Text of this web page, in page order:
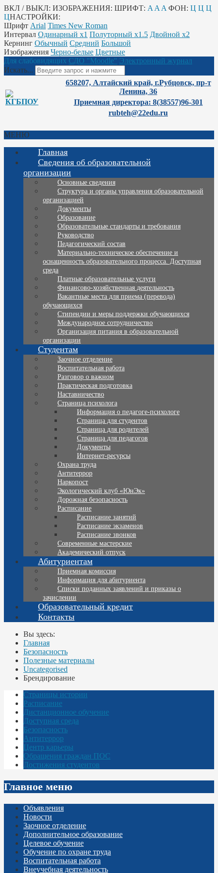
ВКЛ / ВЫКЛ: ИЗОБРАЖЕНИЯ: ШРИФТ: A A A ФОН: Ц Ц Ц
ЦНАСТРОЙКИ:
Шрифт Arial Times New Roman
Интервал Одинарный х1 Полуторный х1.5 Двойной х2
Кернинг Обычный Средний Большой
Изображения Черно-белые Цветные
Для слабовидящих СДО "Moodle" Электронный журнал
Искать...
658207, Алтайский край, г.Рубцовск, пр-т
Ленина, 36
Приемная директора: 8(38557)96-301
rubteh@22edu.ru
МЕНЮ
Главная
Сведения об образовательной
организации
Основные сведения
Структура и органы управления образовательной
организацией
Документы
Образование
Образовательные стандарты и требования
Руководство
Педагогический состав
Материально-техническое обеспечение и
оснащенность образовательного процесса. Доступная
среда
Платные образовательные услуги
Финансово-хозяйственная деятельность
Вакантные места для приема (перевода)
обучающихся
Стипендии и меры поддержки обучающихся
Международное сотрудничество
Организация питания в образовательной
организации
Студентам
Заочное отделение
Воспитательная работа
Разговор о важном
Практическая подготовка
Наставничество
Страница психолога
Информация о педагоге-психологе
Страница для студентов
Страница для родителей
Страница для педагогов
Документы
Интернет-ресурсы
Охрана труда
Антитеррор
Наркопост
Экологический клуб «ЮнЭк»
Дорожная безопасность
Расписание
Расписание занятий
Расписание экзаменов
Расписание звонков
Современные мастерские
Академический отпуск
Абитуриентам
Приемная комиссия
Информация для абитуриента
Списки поданных заявлений и приказы о
зачислении
Образовательный кредит
Контакты
Вы здесь:
Главная
Безопасность
Полезные материалы
Uncategorised
Брендирование
Страницы истории
Расписание
Дистанционное обучение
Доступная среда
Безопасность
Антитеррор
Центр карьеры
Обращения граждан ПОС
Достижения студентов
Главное меню
Объявления
Новости
Заочное отделение
Дополнительное образование
Целевое обучение
Обучение по охране труда
Воспитательная работа
Внеучебная деятельность